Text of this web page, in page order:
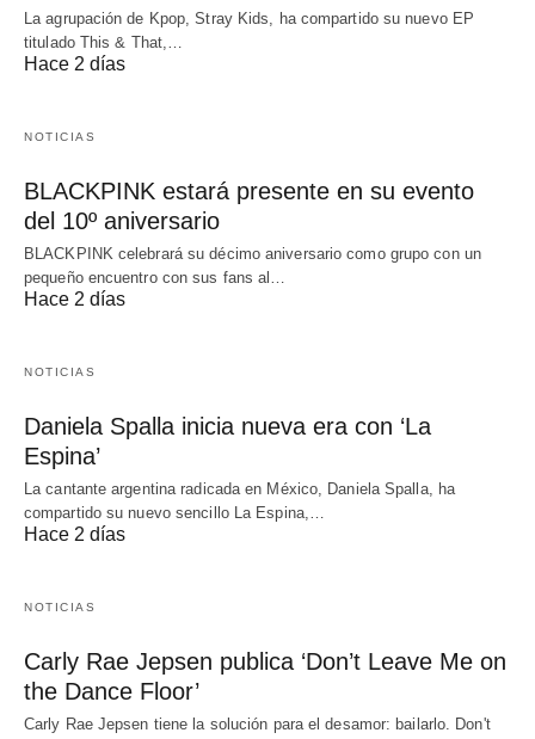
La agrupación de Kpop, Stray Kids, ha compartido su nuevo EP
titulado This & That,…
Hace 2 días
NOTICIAS
BLACKPINK estará presente en su evento
del 10º aniversario
BLACKPINK celebrará su décimo aniversario como grupo con un
pequeño encuentro con sus fans al…
Hace 2 días
NOTICIAS
Daniela Spalla inicia nueva era con ‘La
Espina’
La cantante argentina radicada en México, Daniela Spalla, ha
compartido su nuevo sencillo La Espina,…
Hace 2 días
NOTICIAS
Carly Rae Jepsen publica ‘Don’t Leave Me on
the Dance Floor’
Carly Rae Jepsen tiene la solución para el desamor: bailarlo. Don't